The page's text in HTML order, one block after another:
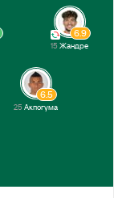
6.5
25 Акпогума
6.9
15 Жандре